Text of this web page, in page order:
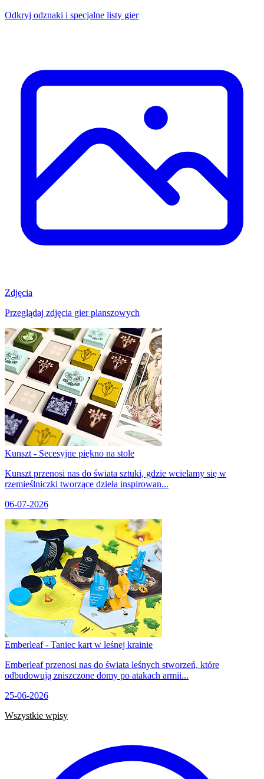
Odkryj odznaki i specjalne listy gier
Zdjęcia
Przeglądaj zdjęcia gier planszowych
Kunszt - Secesyjne piękno na stole
Kunszt przenosi nas do świata sztuki, gdzie wcielamy się w
rzemieślniczki tworzące dzieła inspirowan...
06-07-2026
Emberleaf - Taniec kart w leśnej krainie
Emberleaf przenosi nas do świata leśnych stworzeń, które
odbudowują zniszczone domy po atakach armii...
25-06-2026
Wszystkie wpisy